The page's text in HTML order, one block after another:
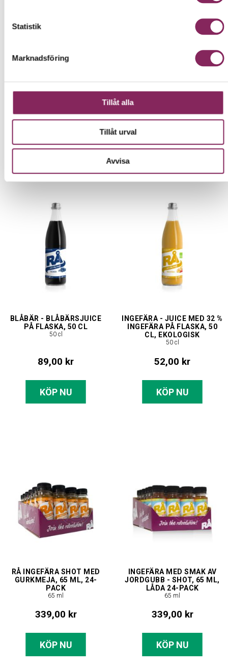
Statistik
Marknadsföring
Tillåt alla
Tillåt urval
Avvisa
50 cl
RÖDBETA - RÖDBETSJUICE
EKOLOGISK
50 cl
BLÅBÄR - BLÅBÄRSJUICE
PÅ FLASKA, 50 CL
50 cl
89,00 kr
KÖP NU
INGEFÄRA - JUICE MED 32 %
INGEFÄRA PÅ FLASKA, 50
CL, EKOLOGISK
50 cl
52,00 kr
KÖP NU
RÅ INGEFÄRA SHOT MED
GURKMEJA, 65 ML, 24-
PACK
65 ml
339,00 kr
KÖP NU
INGEFÄRA MED SMAK AV
JORDGUBB - SHOT, 65 ML,
LÅDA 24-PACK
65 ml
339,00 kr
KÖP NU